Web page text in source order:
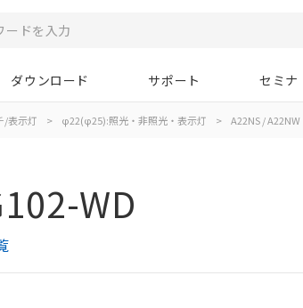
ダウンロード サポート セミナ
/表示灯 > φ22(φ25):照光・非照光・表示灯 > A22NS / A22NW
WD